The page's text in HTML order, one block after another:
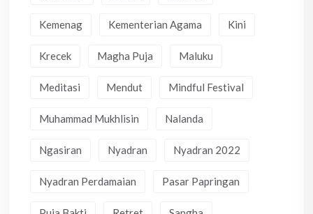
Kemenag Kementerian Agama Kini
Krecek Magha Puja Maluku
Meditasi Mendut Mindful Festival
Muhammad Mukhlisin Nalanda
Ngasiran Nyadran Nyadran 2022
Nyadran Perdamaian Pasar Papringan